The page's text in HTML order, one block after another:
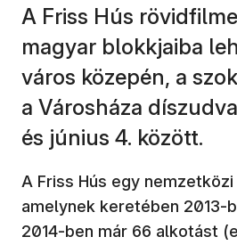
A Friss Hús
magyar blokkjaiba
város közepén, a
a Városháza
és június 4. között.
A Friss Hús egy
amelynek keretében 2013-
2014-ben már 66 alkotást